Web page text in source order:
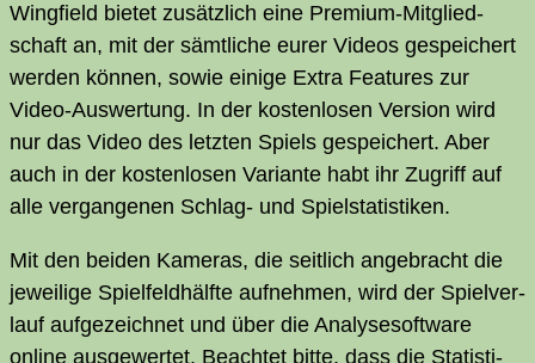
Wing­field bie­tet zusätz­lich eine Pre­mi­um-Mit­glied­
schaft an, mit der sämt­li­che eurer Vide­os gespei­chert
wer­den kön­nen, sowie eini­ge Extra Fea­tures zur
Video-Aus­wer­tung. In der kos­ten­lo­sen Ver­si­on wird
nur das Video des letz­ten Spiels gespei­chert. Aber
auch in der kos­ten­lo­sen Vari­an­te habt ihr Zugriff auf
alle ver­gan­ge­nen Schlag- und Spielstatistiken.
Mit den bei­den Kame­ras, die seit­lich ange­bracht die
jewei­li­ge Spiel­feld­hälf­te auf­neh­men, wird der Spiel­ver­
lauf auf­ge­zeich­net und über die Ana­ly­se­soft­ware
online aus­ge­wer­tet. Beach­tet bit­te, dass die Sta­tis­ti­